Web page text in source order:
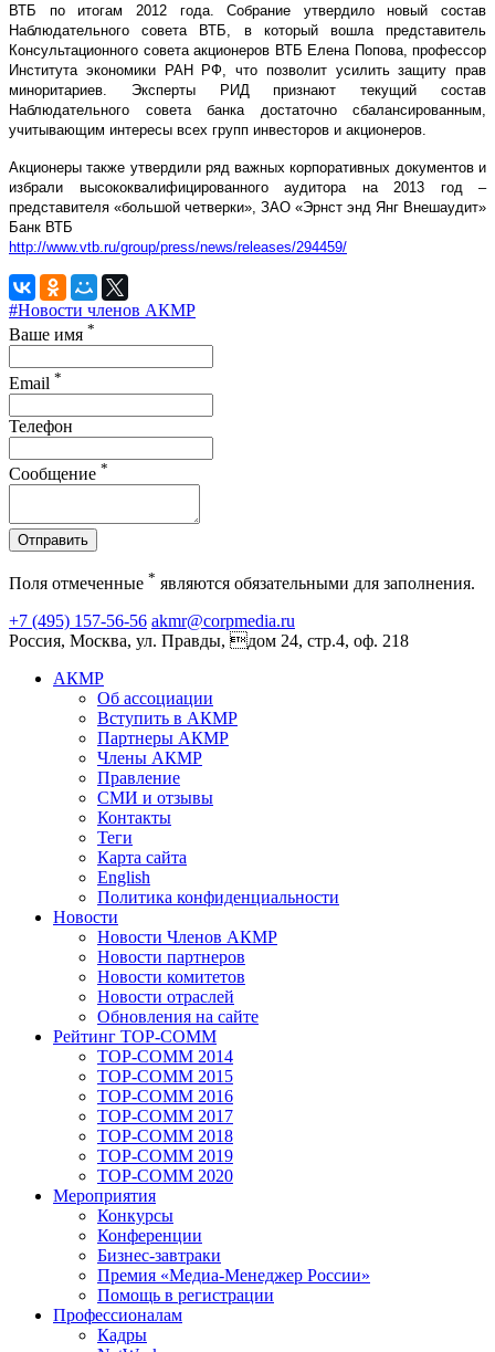
ВТБ по итогам 2012 года. Собрание утвердило новый состав
Наблюдательного совета ВТБ, в который вошла представитель
Консультационного совета акционеров ВТБ Елена Попова, профессор
Института экономики РАН РФ, что позволит усилить защиту прав
миноритариев. Эксперты РИД признают текущий состав
Наблюдательного совета банка достаточно сбалансированным,
учитывающим интересы всех групп инвесторов и акционеров.
Акционеры также утвердили ряд важных корпоративных документов и
избрали высококвалифицированного аудитора на 2013 год –
представителя «большой четверки», ЗАО «Эрнст энд Янг Внешаудит»
Банк ВТБ
http://www.vtb.ru/group/press/news/releases/294459/
#Новости членов АКМР
Ваше имя *
Email *
Телефон
Сообщение *
Отправить
Поля отмеченные * являются обязательными для заполнения.
+7 (495) 157-56-56 akmr@corpmedia.ru
Россия, Москва, ул. Правды, дом 24, стр.4, оф. 218
АКМР
Об ассоциации
Вступить в АКМР
Партнеры АКМР
Члены АКМР
Правление
СМИ и отзывы
Контакты
Теги
Карта сайта
English
Политика конфиденциальности
Новости
Новости Членов АКМР
Новости партнеров
Новости комитетов
Новости отраслей
Обновления на сайте
Рейтинг TOP-COMM
TOP-COMM 2014
TOP-COMM 2015
TOP-COMM 2016
TOP-COMM 2017
TOP-COMM 2018
TOP-COMM 2019
TOP-COMM 2020
Мероприятия
Конкурсы
Конференции
Бизнес-завтраки
Премия «Медиа-Менеджер России»
Помощь в регистрации
Профессионалам
Кадры